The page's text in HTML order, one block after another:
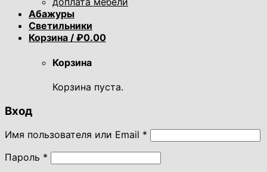
Абажуры
Светильники
Корзина / ₽0.00
Корзина
Корзина пуста.
Вход
Имя пользователя или Email *
Пароль *